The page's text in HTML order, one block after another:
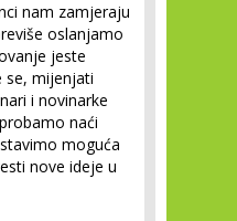
nam zamjeraju
oslanjamo
jeste
se, mijenjati
i novinarke
naći
moguća
nove ideje u